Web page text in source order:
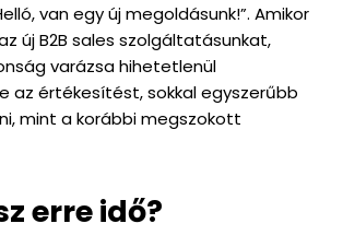
van egy új megoldásunk!”. Amikor
új B2B sales szolgáltatásunkat,
varázsa hihetetlenül
az értékesítést, sokkal egyszerűbb
mint a korábbi megszokott
erre idő?